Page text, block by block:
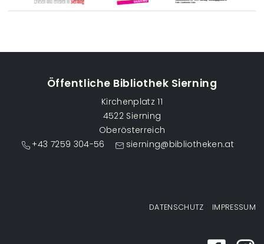
Öffentliche Bibliothek Sierning
Kirchenplatz 11
4522 Sierning
Oberösterreich
+43 7259 304-56
sierning@bibliotheken.at
DATENSCHUTZ IMPRESSUM